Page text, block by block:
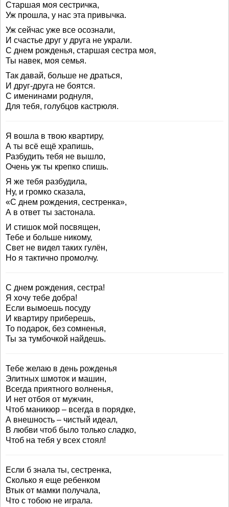
Старшая моя сестричка,
Уж прошла, у нас эта привычка.
Уж сейчас уже все осознали,
И счастье друг у друга не украли.
С днем рожденья, старшая сестра моя,
Ты навек, моя семья.
Так давай, больше не драться,
И друг-друга не боятся.
С именинами роднуля,
Для тебя, голубцов кастрюля.
Я вошла в твою квартиру,
А ты всё ещё храпишь,
Разбудить тебя не вышло,
Очень уж ты крепко спишь.
Я же тебя разбудила,
Ну, и громко сказала,
«С днем рождения, сестренка»,
А в ответ ты застонала.
И стишок мой посвящен,
Тебе и больше никому,
Свет не видел таких гулён,
Но я тактично промолчу.
С днем рождения, сестра!
Я хочу тебе добра!
Если вымоешь посуду
И квартиру приберешь,
То подарок, без сомненья,
Ты за тумбочкой найдешь.
Тебе желаю в день рожденья
Элитных шмоток и машин,
Всегда приятного волненья,
И нет отбоя от мужчин,
Чтоб маникюр – всегда в порядке,
А внешность – чистый идеал,
В любви чтоб было только сладко,
Чтоб на тебя у всех стоял!
Если б знала ты, сестренка,
Сколько я еще ребенком
Втык от мамки получала,
Что с тобою не играла.